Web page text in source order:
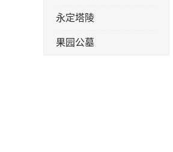
永定塔陵
果园公墓